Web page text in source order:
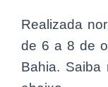
Realizada
de 6 a 8 de
Bahia. Saiba